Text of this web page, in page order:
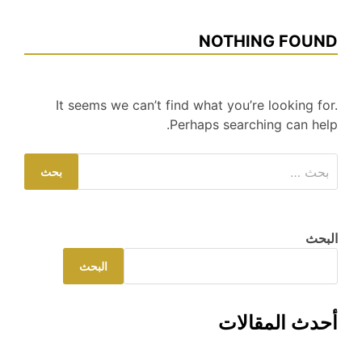
NOTHING FOUND
It seems we can’t find what you’re looking for.
Perhaps searching can help.
عن:
البحث
البحث
أحدث المقالات